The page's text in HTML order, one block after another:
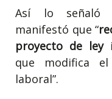
Así lo señaló
manifestó que “
proyecto de ley
que modifica
laboral”.